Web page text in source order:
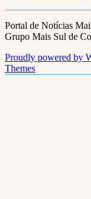
Portal de Notícias
Grupo Mais Sul de
Proudly powered by
Themes